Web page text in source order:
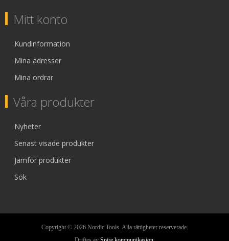
Mitt konto
Kundinformation
Mina adresser
Mina ordrar
Våra produkter
Nyheter
Senast visade produkter
Jämför produkter
Sök
Copyright © 2026 Nordic Tools. Alla rättigheter reserverade.